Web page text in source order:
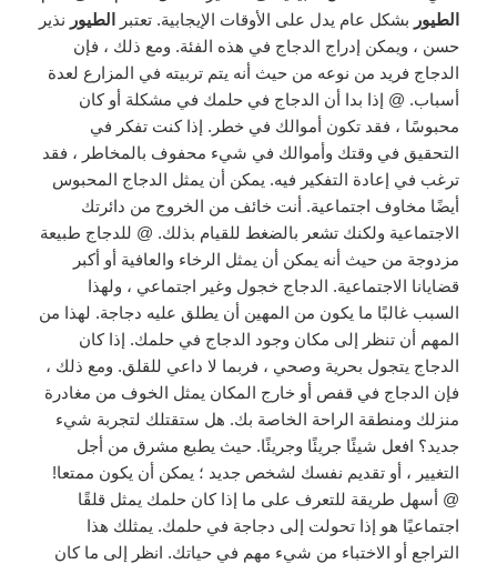
الطيور بشكل عام يدل على الأوقات الإيجابية. تعتبر الطيور نذير
حسن ، ويمكن إدراج الدجاج في هذه الفئة. ومع ذلك ، فإن
الدجاج فريد من نوعه من حيث أنه يتم تربيته في المزارع لعدة
أسباب. @ إذا بدا أن الدجاج في حلمك في مشكلة أو كان
محبوسًا ، فقد تكون أموالك في خطر. إذا كنت تفكر في
التحقيق في وقتك وأموالك في شيء محفوف بالمخاطر ، فقد
ترغب في إعادة التفكير فيه. يمكن أن يمثل الدجاج المحبوس
أيضًا مخاوف اجتماعية. أنت خائف من الخروج من دائرتك
الاجتماعية ولكنك تشعر بالضغط للقيام بذلك. @ للدجاج طبيعة
مزدوجة من حيث أنه يمكن أن يمثل الرخاء والعافية أو أكبر
قضايانا الاجتماعية. الدجاج خجول وغير اجتماعي ، ولهذا
السبب غالبًا ما يكون من المهين أن يطلق عليه دجاجة. لهذا من
المهم أن تنظر إلى مكان وجود الدجاج في حلمك. إذا كان
الدجاج يتجول بحرية وصحي ، فربما لا داعي للقلق. ومع ذلك ،
فإن الدجاج في قفص أو خارج المكان يمثل الخوف من مغادرة
منزلك ومنطقة الراحة الخاصة بك. هل ستقتلك لتجربة شيء
جديد؟ افعل شيئًا جريئًا وجريئًا. حيث يطبع مشرق من أجل
التغيير ، أو تقديم نفسك لشخص جديد ؛ يمكن أن يكون ممتعا!
@ أسهل طريقة للتعرف على ما إذا كان حلمك يمثل قلقًا
اجتماعيًا هو إذا تحولت إلى دجاجة في حلمك. يمثلك هذا
التراجع أو الاختباء من شيء مهم في حياتك. انظر إلى ما كان